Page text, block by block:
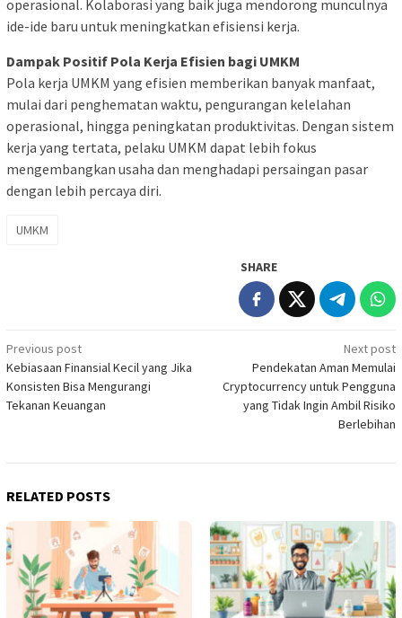
operasional. Kolaborasi yang baik juga mendorong munculnya
ide-ide baru untuk meningkatkan efisiensi kerja.
Dampak Positif Pola Kerja Efisien bagi UMKM
Pola kerja UMKM yang efisien memberikan banyak manfaat,
mulai dari penghematan waktu, pengurangan kelelahan
operasional, hingga peningkatan produktivitas. Dengan sistem
kerja yang tertata, pelaku UMKM dapat lebih fokus
mengembangkan usaha dan menghadapi persaingan pasar
dengan lebih percaya diri.
UMKM
SHARE
Post
navigation
Previous post
Kebiasaan Finansial Kecil yang Jika
Konsisten Bisa Mengurangi
Tekanan Keuangan
Next post
Pendekatan Aman Memulai
Cryptocurrency untuk Pengguna
yang Tidak Ingin Ambil Risiko
Berlebihan
RELATED POSTS